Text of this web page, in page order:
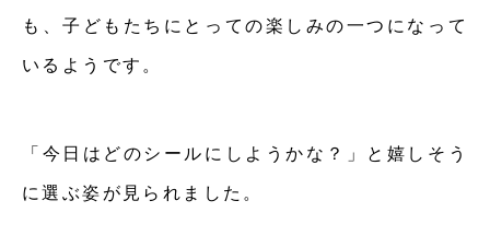
も、子どもたちにとっての楽しみの一つになって
いるようです。
「今日はどのシールにしようかな？」と嬉しそう
に選ぶ姿が見られました。